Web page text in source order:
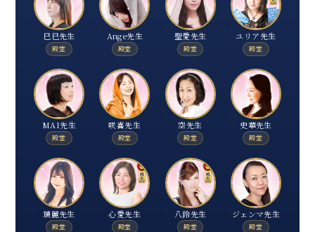
巳巳先生
殿堂
Ange先生
殿堂
聖愛先生
殿堂
ユリア先生
殿堂
MAI先生
殿堂
咲喜先生
殿堂
空先生
殿堂
史華先生
殿堂
璃麗先生
殿堂
心愛先生
殿堂
八鈴先生
殿堂
ジェンマ先生
殿堂